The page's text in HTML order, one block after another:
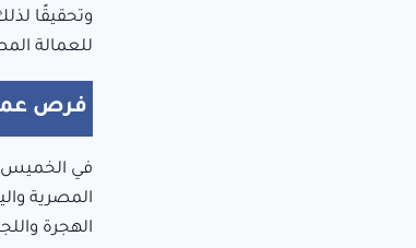
وتحقيقًا
للعمالة
فرص
المصرية
الهجرة